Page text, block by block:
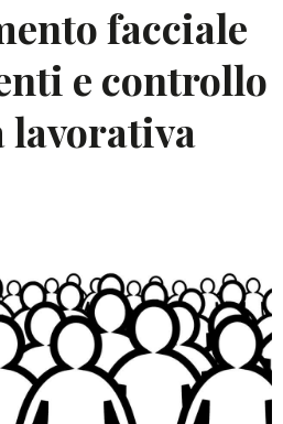
facciale
e controllo
lavorativa